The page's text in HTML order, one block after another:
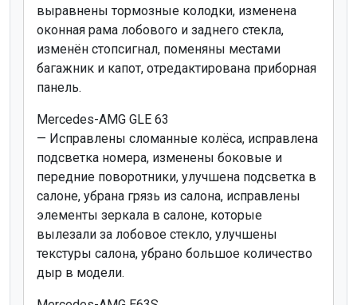
выравнены тормозные колодки, изменена
оконная рама лобового и заднего стекла,
изменён стопсигнал, поменяны местами
багажник и капот, отредактирована приборная
панель.
Mercedes-AMG GLE 63
— Исправлены сломанные колёса, исправлена
подсветка номера, изменены боковые и
передние поворотники, улучшена подсветка в
салоне, убрана грязь из салона, исправлены
элементы зеркала в салоне, которые
вылезали за лобовое стекло, улучшены
текстуры салона, убрано большое количество
дыр в модели.